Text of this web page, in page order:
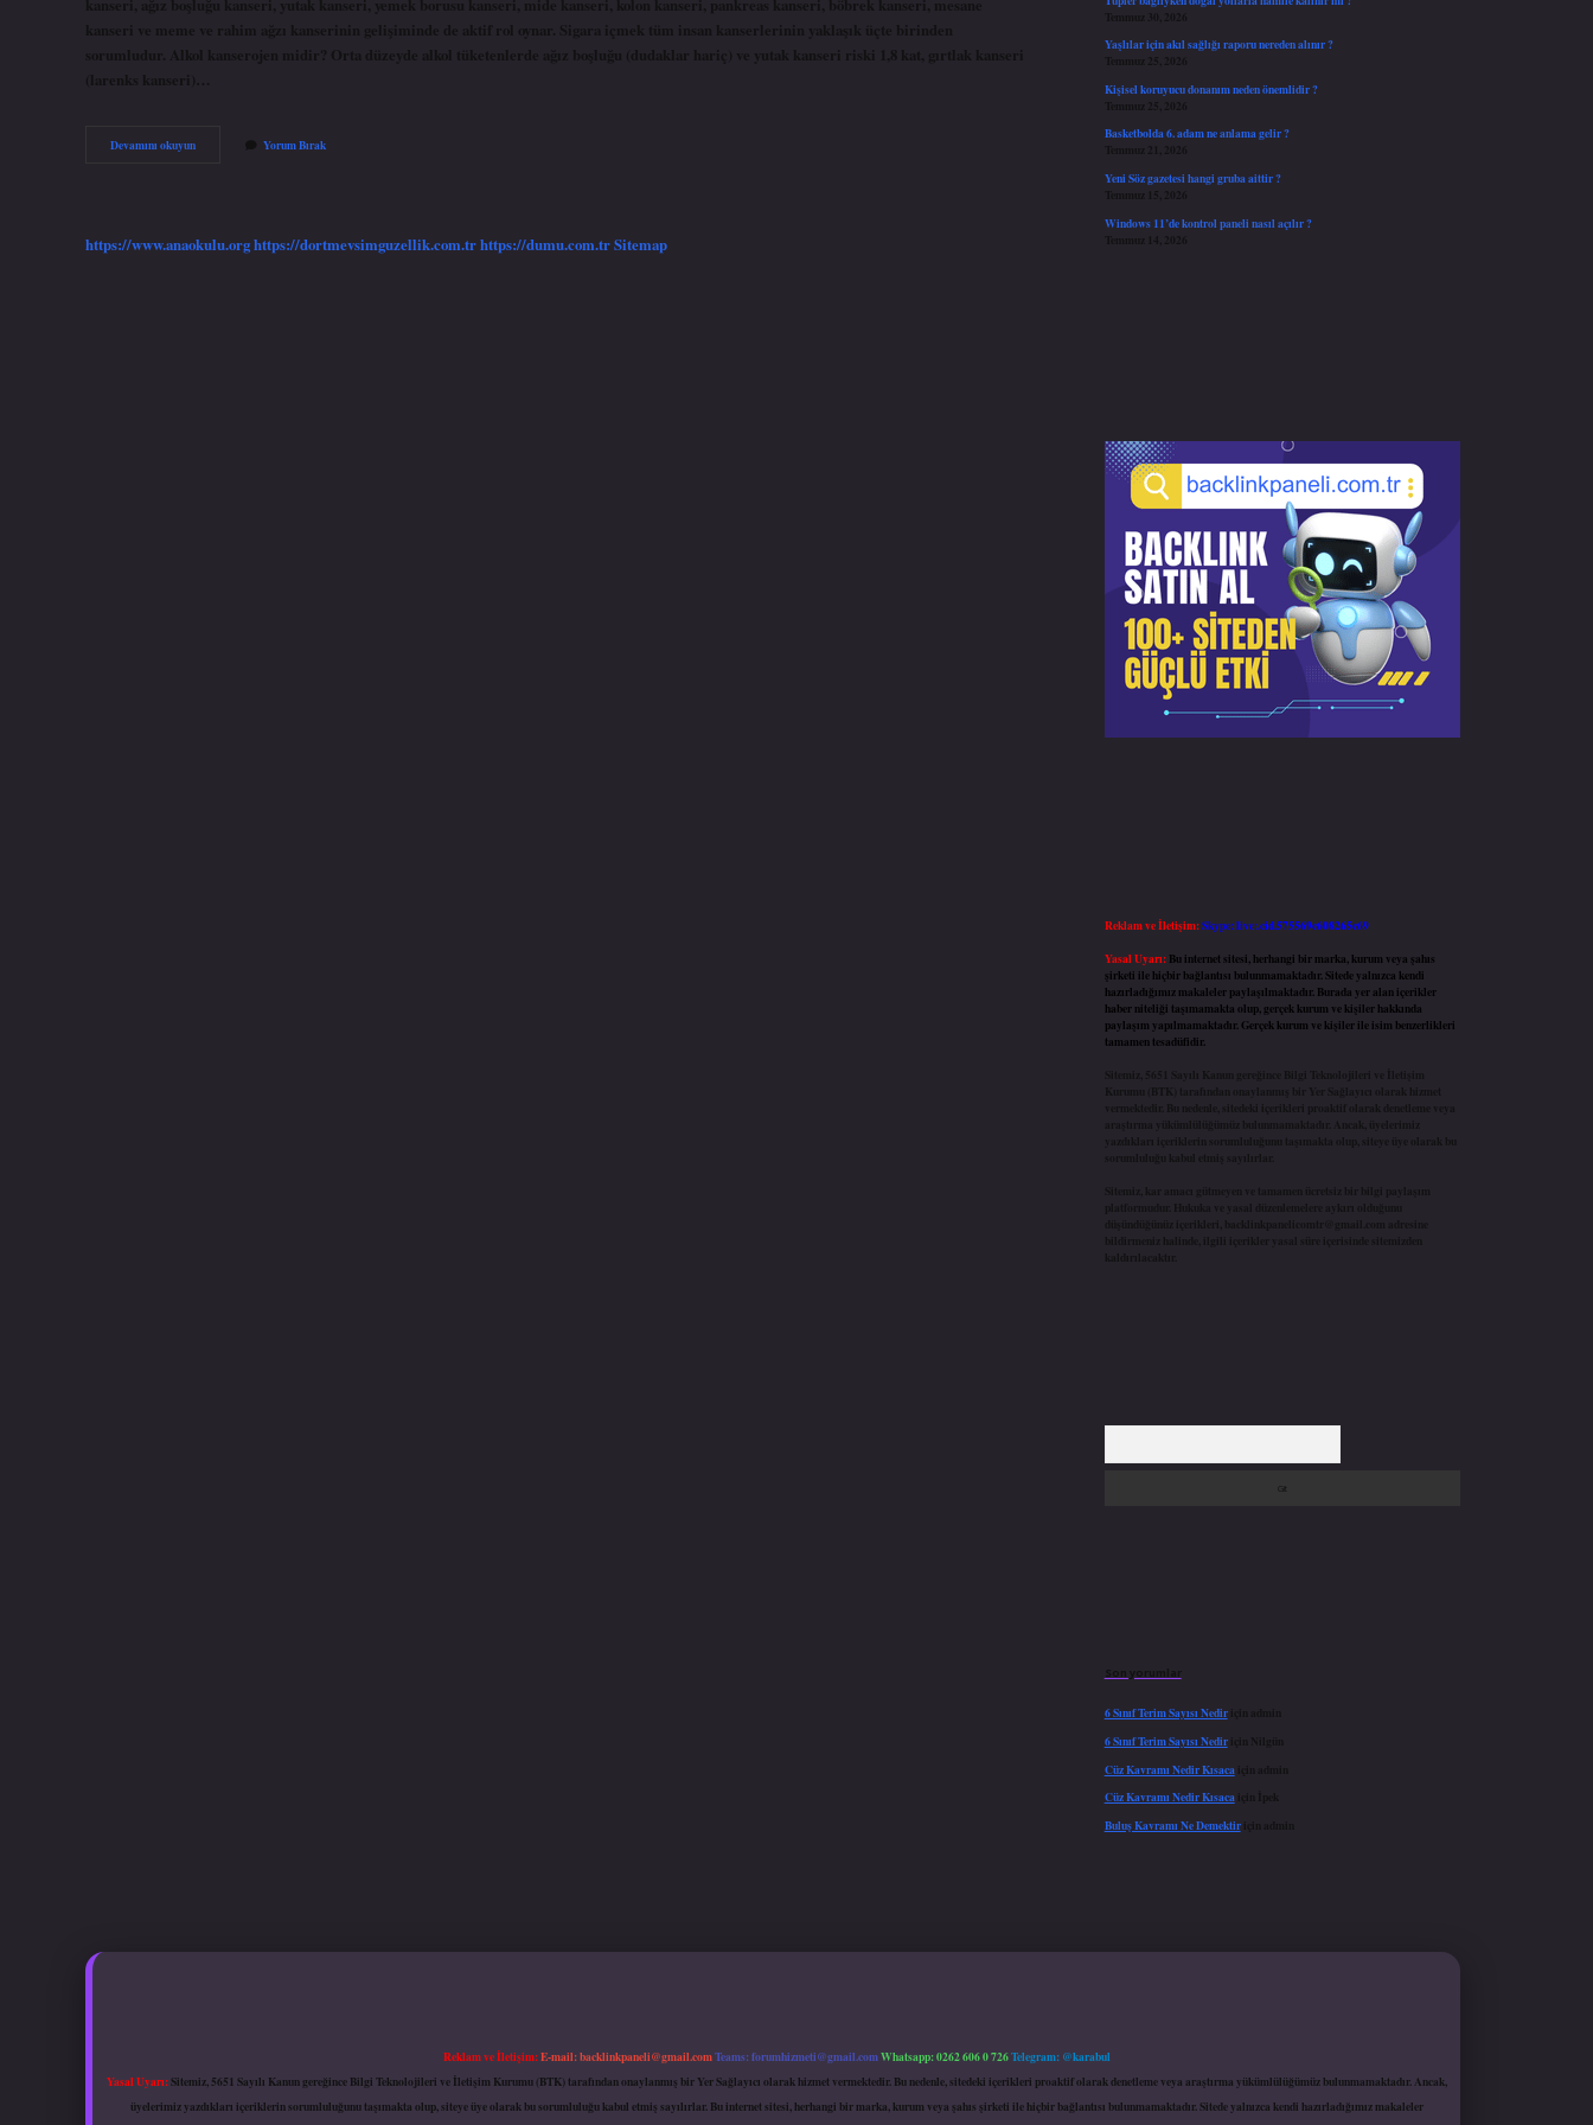
kanseri ve meme ve rahim ağzı kanserinin gelişiminde de aktif rol oynar. Sigara içmek tüm insan kanserlerinin yaklaşık üçte birinden
sorumludur. Alkol kanserojen midir? Orta düzeyde alkol tüketenlerde ağız boşluğu (dudaklar hariç) ve yutak kanseri riski 1,8 kat, gırtlak kanseri
(larenks kanseri)…
Devamını okuyunKanser
Yorum Bırak
https://www.anaokulu.orghttps://dortmevsimguzellik.com.trhttps://dumu.com.trSitemap
Temmuz 30, 2026
Yaşlılar için akıl sağlığı raporu nereden alınır ?
Temmuz 25, 2026
Kişisel koruyucu donanım neden önemlidir ?
Temmuz 25, 2026
Basketbolda 6. adam ne anlama gelir ?
Temmuz 21, 2026
Yeni Söz gazetesi hangi gruba aittir ?
Temmuz 15, 2026
Windows 11’de kontrol paneli nasıl açılır ?
Temmuz 14, 2026
Reklam ve İletişim:Skype: live:.cid.575569c608265c69
Yasal Uyarı: Bu internet sitesi, herhangi bir marka, kurum veya şahıs
şirketi ile hiçbir bağlantısı bulunmamaktadır. Sitede yalnızca kendi
hazırladığımız makaleler paylaşılmaktadır. Burada yer alan içerikler
haber niteliği taşımamakta olup, gerçek kurum ve kişiler hakkında
paylaşım yapılmamaktadır. Gerçek kurum ve kişiler ile isim benzerlikleri
tamamen tesadüfidir.
Sitemiz, 5651 Sayılı Kanun gereğince Bilgi Teknolojileri ve İletişim
Kurumu (BTK) tarafından onaylanmış bir Yer Sağlayıcı olarak hizmet
vermektedir. Bu nedenle, sitedeki içerikleri proaktif olarak denetleme veya
araştırma yükümlülüğümüz bulunmamaktadır. Ancak, üyelerimiz
yazdıkları içeriklerin sorumluluğunu taşımakta olup, siteye üye olarak bu
sorumluluğu kabul etmiş sayılırlar.
Sitemiz, kar amacı gütmeyen ve tamamen ücretsiz bir bilgi paylaşım
platformudur. Hukuka ve yasal düzenlemelere aykırı olduğunu
düşündüğünüz içerikleri, backlinkpanelicomtr@gmail.com adresine
bildirmeniz halinde, ilgili içerikler yasal süre içerisinde sitemizden
kaldırılacaktır.
Son yorumlar
6 Sınıf Terim Sayısı Nediriçin admin
6 Sınıf Terim Sayısı Nediriçin Nilgün
Cüz Kavramı Nedir Kısaca için admin
Cüz Kavramı Nedir Kısacaiçin
İpek
Buluş Kavramı Ne Demektiriçin admin
Reklam ve İletişim:E-mail:backlinkpaneli@gmail.comTeams:forumhizmeti@gmail.comWhatsapp: 0262 606 0 726Telegram: @karabul
Yasal Uyarı:Sitemiz, 5651 Sayılı Kanun gereğince Bilgi Teknolojileri ve İletişim Kurumu (BTK) tarafından onaylanmış bir Yer Sağlayıcı olarak hizmet vermektedir. Bu nedenle, sitedeki içerikleri proaktif olarak denetleme veya araştırma yükümlülüğümüz bulunmamaktadır. Ancak,
üyelerimiz yazdıkları içeriklerin sorumluluğunu taşımakta olup, siteye üye olarak bu sorumluluğu kabul etmiş sayılırlar. Bu internet sitesi, herhangi bir marka, kurum veya şahıs şirketi ile hiçbir bağlantısı bulunmamaktadır. Sitede yalnızca kendi hazırladığımız makaleler